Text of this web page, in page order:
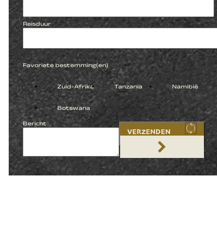
Reisduur
Favoriete bestemming(en)
Zuid-Afrika Tanzania Namibië
Botswana
Bericht
VERZENDEN